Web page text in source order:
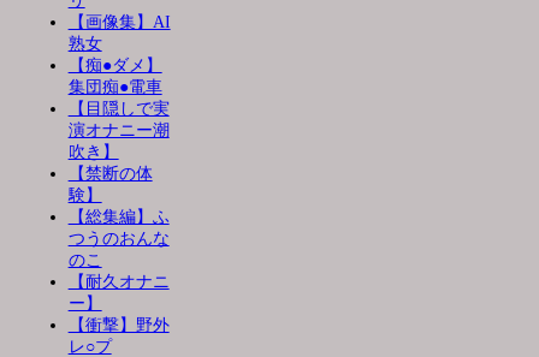
【画像集】AI
熟女
【痴●ダメ】
集団痴●電車
【目隠しで実
演オナニー潮
吹き】
【禁断の体
験】
【総集編】ふ
つうのおんな
のこ
【耐久オナニ
ー】
【衝撃】野外
レ○プ